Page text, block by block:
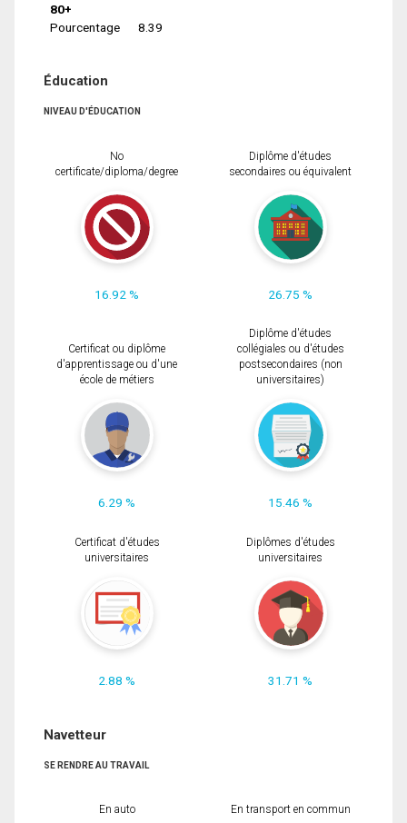
80+
Pourcentage
8.39
Éducation
NIVEAU D'ÉDUCATION
No
certificate/diploma/degree
16.92 %
Diplôme d'études
secondaires ou équivalent
26.75 %
Certificat ou diplôme
d'apprentissage ou d'une
école de métiers
6.29 %
Diplôme d'études
collégiales ou d'études
postsecondaires (non
universitaires)
15.46 %
Certificat d'études
universitaires
2.88 %
Diplômes d'études
universitaires
31.71 %
Navetteur
SE RENDRE AU TRAVAIL
En auto En transport en commun